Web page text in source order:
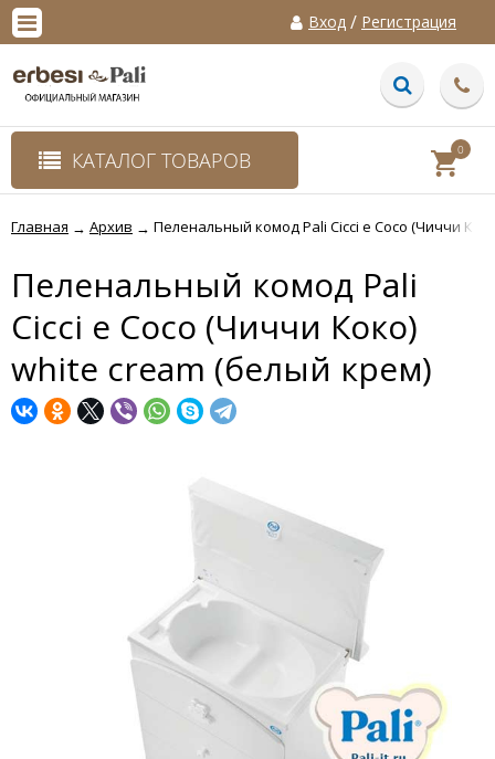
Вход / Регистрация
КАТАЛОГ ТОВАРОВ 0
Главная → Архив → Пеленальный комод Pali Cicci e Coco (Чиччи
Пеленальный комод Pali
Cicci e Coco (Чиччи Коко)
white cream (белый крем)